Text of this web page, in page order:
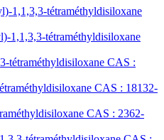
1,1,3,3-tétraméthyldisiloxane
1,1,3,3-tétraméthyldisiloxane
tétraméthyldisiloxane CAS :
CAS : 18132-
CAS : 2362-